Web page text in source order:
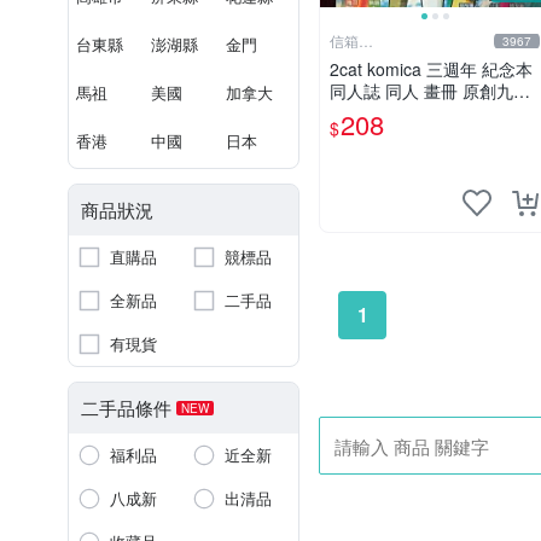
台東縣 澎湖縣 金門
馬祖 美國 加拿大
香港 中國 日本
商品狀況
直購品
競標品
全新品
二手品
有現貨
二手品條件 NEW
福利品
近全新
八成新
出清品
信箱
paul600510@yahoo.com.tw
3967
2cat komica 三週年 紀念本
同人誌 同人 畫冊 原創九成
新
$208
1